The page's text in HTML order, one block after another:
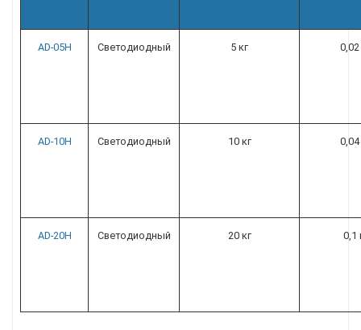
AD-05H Светодиодный 5 кг 0,02
AD-10H Светодиодный 10 кг 0,04
AD-20H Светодиодный 20 кг 0,1